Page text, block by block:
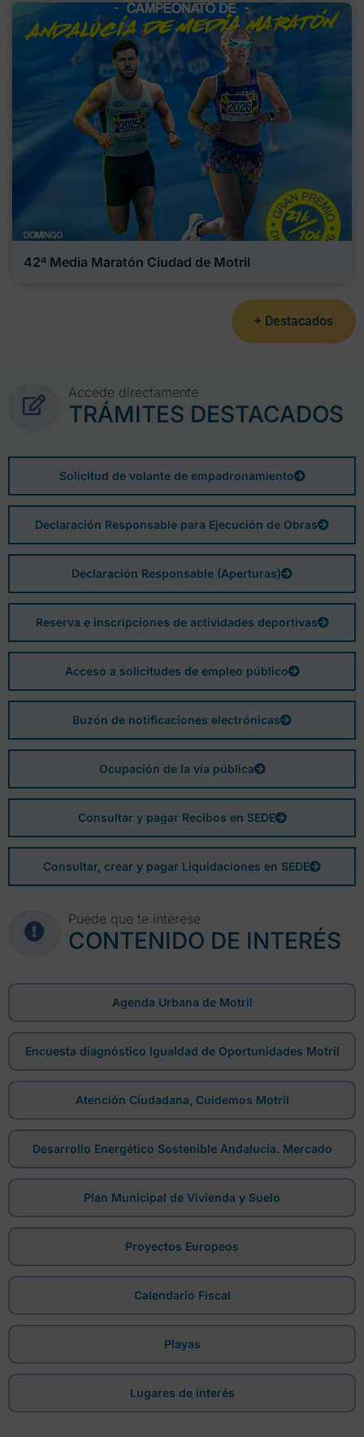
42ª Media Maratón Ciudad de Motril
+ Destacados
Accede directamente
TRÁMITES DESTACADOS
Solicitud de volante de empadronamiento
Declaración Responsable para Ejecución de Obras
Declaración Responsable (Aperturas)
Reserva e inscripciones de actividades deportivas
Acceso a solicitudes de empleo público
Buzón de notificaciones electrónicas
Ocupación de la vía pública
Consultar y pagar Recibos en SEDE
Consultar, crear y pagar Liquidaciones en SEDE
Puede que te interese
CONTENIDO DE INTERÉS
Agenda Urbana de Motril
Encuesta diagnóstico Igualdad de Oportunidades Motril
Atención Ciudadana, Cuidemos Motril
Desarrollo Energético Sostenible Andalucía. Mercado
Plan Municipal de Vivienda y Suelo
Proyectos Europeos
Calendario Fiscal
Playas
Lugares de interés